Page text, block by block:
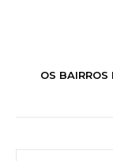
OS BAIRROS